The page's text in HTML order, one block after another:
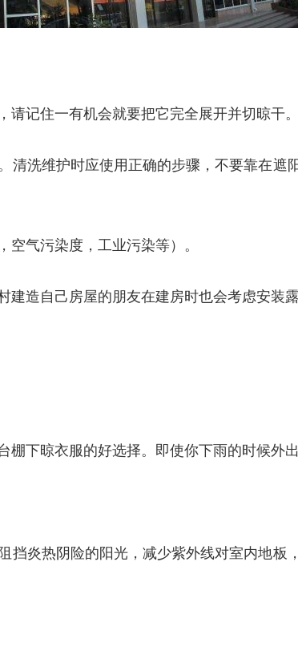
记住一有机会就要把它完全展开并切晾干。
洗维护时应使用正确的步骤，不要靠在
气污染度，工业污染等）。
造自己房屋的朋友在建房时也会考虑安装
下晾衣服的好选择。即使你下雨的时候外
炎热阴险的阳光，减少紫外线对室内地